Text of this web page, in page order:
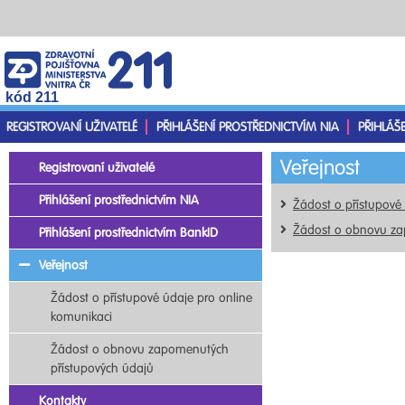
kód 211
REGISTROVANÍ UŽIVATELÉ
PŘIHLÁŠENÍ PROSTŘEDNICTVÍM NIA
Veřejnost
Žádost o
Žádost o obnovu
Registrovaní uživatelé
Přihlášení prostřednictvím NIA
Přihlášení prostřednictvím BankID
Veřejnost
Žádost o přístupové údaje pro online
komunikaci
Žádost o obnovu zapomenutých
přístupových údajů
Kontakty